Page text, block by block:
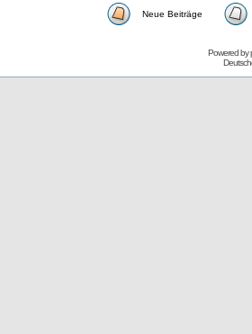
Neue Beiträge
Powered by